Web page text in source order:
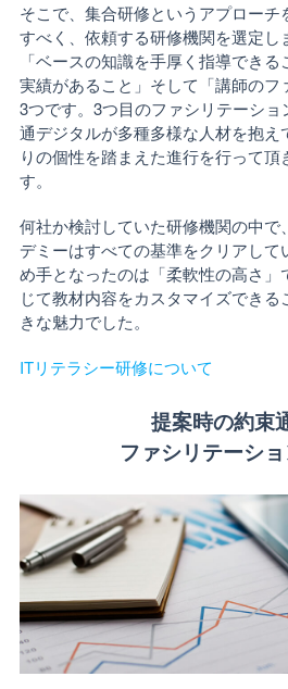
そこで、集合研修というアプロー
すべく、依頼する研修機関を選定し
「ベースの知識を手厚く指導でき
実績があること」そして「講師の
3つです。3つ目のファシリテーシ
通デジタルが多種多様な人材を抱え
りの個性を踏まえた進行を行って
す。
何社か検討していた研修機関の中で
デミーはすべての基準をクリアし
め手となったのは「柔軟性の高さ
じて教材内容をカスタマイズでき
きな魅力でした。
ITリテラシー研修について
提案時の約束
ファシリテーシ